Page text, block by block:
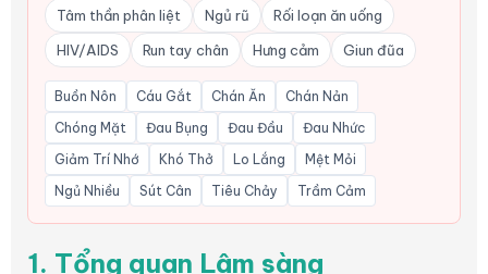
Tâm thần phân liệt
Ngủ rũ
Rối loạn ăn uống
HIV/AIDS
Run tay chân Hưng cảm Giun đũa
Buồn Nôn Cáu Gắt Chán Ăn
Chán Nản
Chóng Mặt
Đau Bụng Đau Đầu
Đau Nhức
Giảm Trí Nhớ
Khó Thở Lo Lắng
Mệt Mỏi
Ngủ Nhiều
Sút Cân Tiêu Chảy Trầm Cảm
1. Tổng quan Lâm sàng